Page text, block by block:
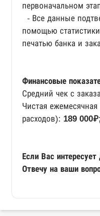
первоначальном
⁃ Все данные
помощью
печатью банка и
Финансовые
Средний чек с
Чистая
расходов): 189 000₽;
Если Вас
Отвечу на ваши